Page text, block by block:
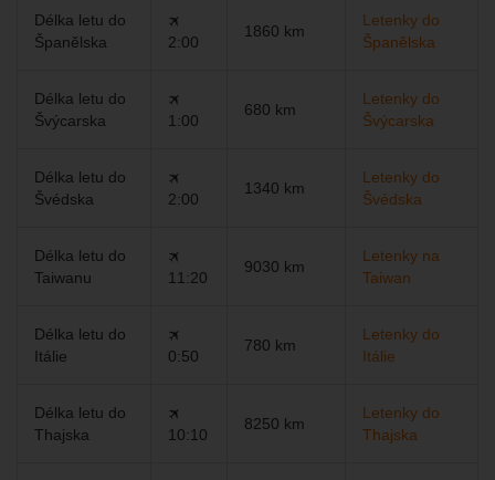
Délka letu do
Španělska
🛪
2:00
1860 km
Letenky do
Španělska
Délka letu do
Švýcarska
🛪
1:00
680 km
Letenky do
Švýcarska
Délka letu do
Švédska
🛪
2:00
1340 km
Letenky do
Švédska
Délka letu do
Taiwanu
🛪
11:20
9030 km
Letenky na
Taiwan
Délka letu do
Itálie
🛪
0:50
780 km
Letenky do
Itálie
Délka letu do
Thajska
🛪
10:10
8250 km
Letenky do
Thajska